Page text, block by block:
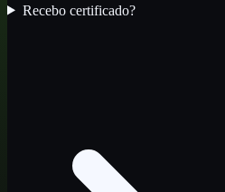
Recebo certificado?